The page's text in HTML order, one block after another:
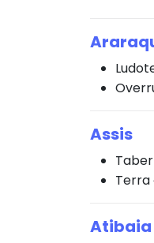
Assis
Terra
Atibaia